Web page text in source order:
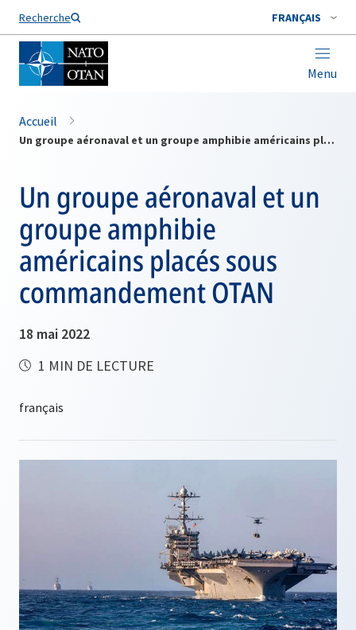
Recherche FRANÇAIS
Menu
Nom de famille*
Accueil
Un groupe aéronaval et un groupe amphibie américains placés sous commandement OTAN
Un groupe aéronaval et un
groupe amphibie
américains placés sous
commandement OTAN
18 mai 2022
1 MIN DE LECTURE